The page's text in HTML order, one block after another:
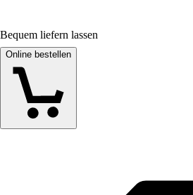
Bequem liefern lassen
Online bestellen